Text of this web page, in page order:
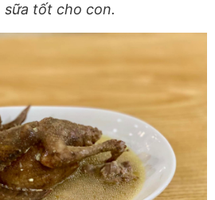
sữa tốt cho con.